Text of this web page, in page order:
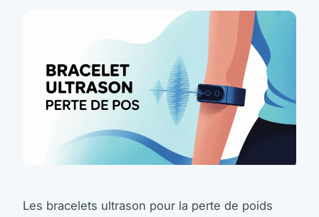
Les bracelets ultrason pour la perte de poids